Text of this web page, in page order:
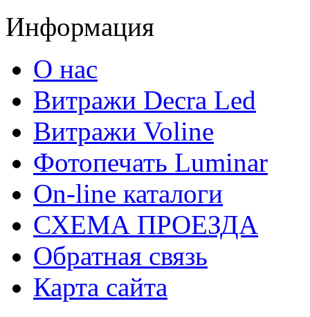
Информация
О нас
Витражи Decra Led
Витражи Voline
Фотопечать Luminar
On-line каталоги
СХЕМА ПРОЕЗДА
Обратная связь
Карта сайта